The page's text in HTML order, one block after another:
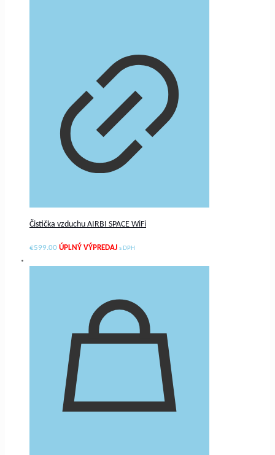
Čistička vzduchu AIRBI SPACE WiFi
€599.00 s DPH